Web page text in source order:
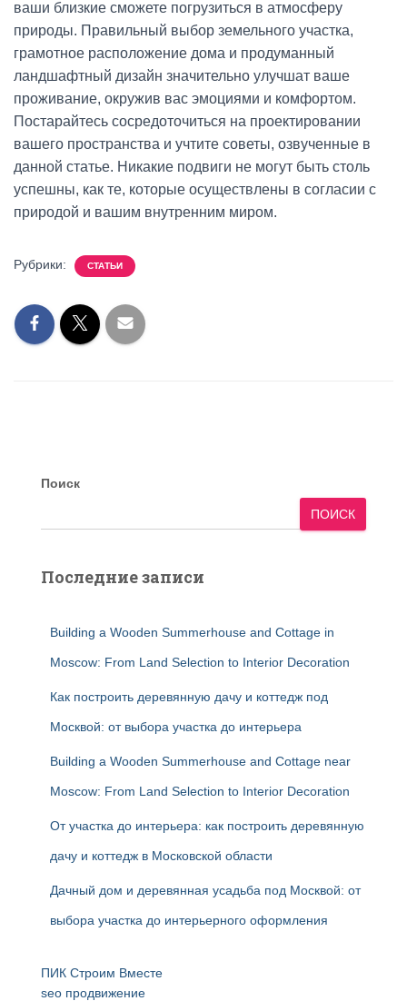
ваши близкие сможете погрузиться в атмосферу
природы. Правильный выбор земельного участка,
грамотное расположение дома и продуманный
ландшафтный дизайн значительно улучшат ваше
проживание, окружив вас эмоциями и комфортом.
Постарайтесь сосредоточиться на проектировании
вашего пространства и учтите советы, озвученные в
данной статье. Никакие подвиги не могут быть столь
успешны, как те, которые осуществлены в согласии с
природой и вашим внутренним миром.
Рубрики: СТАТЬИ
Поиск
ПОИСК
Последние записи
Building a Wooden Summerhouse and Cottage in
Moscow: From Land Selection to Interior Decoration
Как построить деревянную дачу и коттедж под
Москвой: от выбора участка до интерьера
Building a Wooden Summerhouse and Cottage near
Moscow: From Land Selection to Interior Decoration
От участка до интерьера: как построить деревянную
дачу и коттедж в Московской области
Дачный дом и деревянная усадьба под Москвой: от
выбора участка до интерьерного оформления
ПИК Строим Вместе
seo продвижение